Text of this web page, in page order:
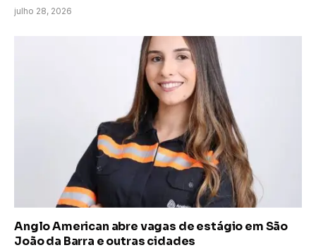
julho 28, 2026
Anglo American abre vagas de estágio em São
João da Barra e outras cidades